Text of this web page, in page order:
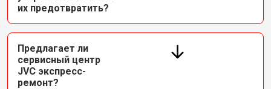
их предотвратить?
Предлагает ли
сервисный центр
JVC экспресс-
ремонт?